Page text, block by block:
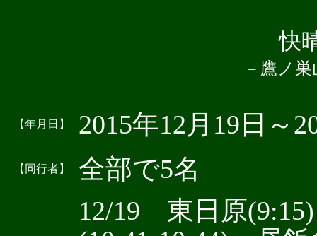
快
－鷹ノ
【年月日】 2015年12月19日～
【同行者】 全部で5名
12/19 東日原